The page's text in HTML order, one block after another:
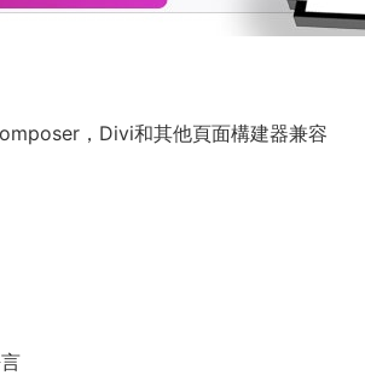
，Divi和其他頁面構建器兼容